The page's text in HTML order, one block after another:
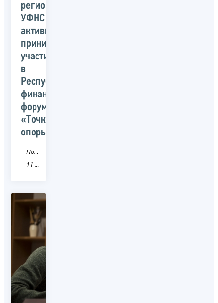
регионального
УФНС
активно
принимают
участие
в
Республиканском
финансовом
форуме
«Точки
опоры»
Новость
11 Республика Коми